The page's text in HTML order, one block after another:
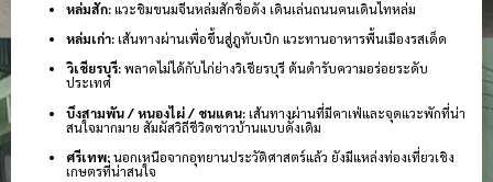
หล่มสัก:แวะชิมขนมจีนหล่มสักชื่อดัง เดินเล่นถนนคนเดินไทหล่ม
หล่มเก่า:เส้นทางผ่านเพื่อขึ้นสู่ภูทับเบิก แวะทานอาหารพื้นเมืองรสเด็ด
วิเชียรบุรี:พลาดไม่ได้กับไก่ย่างวิเชียรบุรี ต้นตำรับความอร่อยระดับ
ประเทศ
บึงสามพัน / หนองไผ่ / ชนแดน:เส้นทางผ่านที่มีคาเฟ่และจุดแวะพักที่น่า
สนใจมากมาย สัมผัสวิถีชีวิตชาวบ้านแบบดั้งเดิม
ศรีเทพ:นอกเหนือจากอุทยานประวัติศาสตร์แล้ว ยังมีแหล่งท่องเที่ยวเชิง
เกษตรที่น่าสนใจ